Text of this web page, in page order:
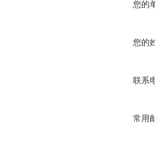
您的
您的
联系
常用